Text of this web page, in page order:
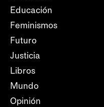
Educación
Feminismos
Futuro
Justicia
Libros
Mundo
Opinión